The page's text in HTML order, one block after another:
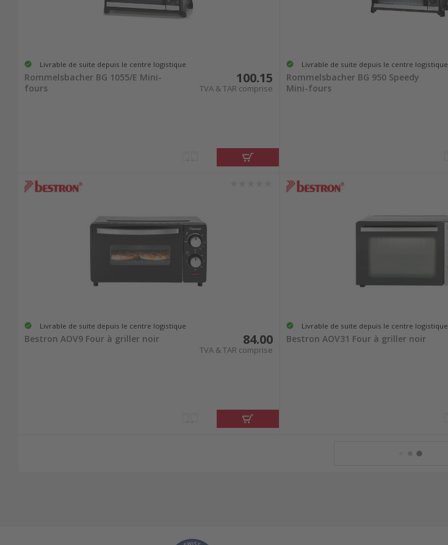
Livrable de suite depuis le centre logistique
Rommelsbacher BG 1055/E Mini-
fours
100.15
TVA & TAR comprise
Livrable de suite depuis le centre logistique
Rommelsbacher BG 950 Speedy
Mini-fours
Livrable de suite depuis le centre logistique
Bestron AOV9 Four à griller noir 84.00
TVA & TAR comprise
Livrable de suite depuis le centre logistique
Bestron AOV31 Four à griller noir